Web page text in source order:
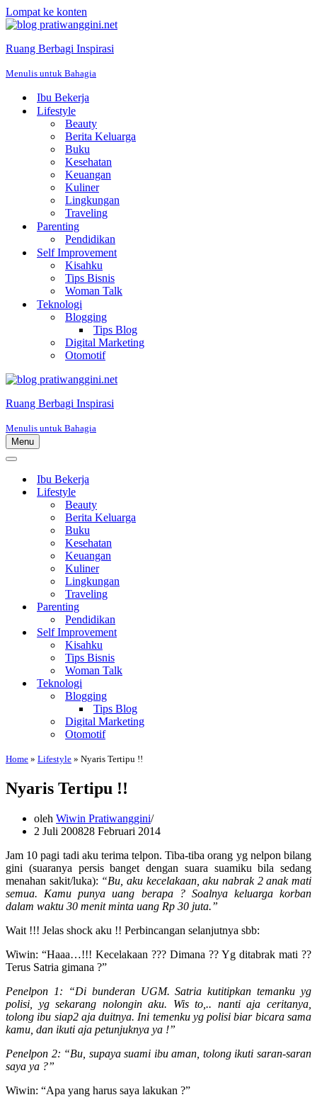
Lompat ke konten
Ruang Berbagi Inspirasi
Menulis untuk Bahagia
Ibu Bekerja
Lifestyle
Beauty
Berita Keluarga
Buku
Kesehatan
Keuangan
Kuliner
Lingkungan
Traveling
Parenting
Pendidikan
Self Improvement
Kisahku
Tips Bisnis
Woman Talk
Teknologi
Blogging
Tips Blog
Digital Marketing
Otomotif
Ruang Berbagi Inspirasi
Menulis untuk Bahagia
Menu
Menu
Menu
NavigasiIbu Bekerja
Lifestyle
Beauty
Berita Keluarga
Buku
Kesehatan
Keuangan
Kuliner
Lingkungan
Traveling
Parenting
Pendidikan
Self Improvement
Kisahku
Tips Bisnis
Woman Talk
Teknologi
Blogging
Tips Blog
Digital Marketing
Otomotif
Home » Lifestyle » Nyaris Tertipu !!
Nyaris Tertipu !!
oleh Wiwin Pratiwanggini
2 Juli 200828 Februari 2014
Jam 10 pagi tadi aku terima telpon. Tiba-tiba orang yg nelpon bilang
gini (suaranya persis banget dengan suara suamiku bila sedang
menahan sakit/luka): “Bu, aku kecelakaan, aku nabrak 2 anak mati
semua. Kamu punya uang berapa ? Soalnya keluarga korban
dalam waktu 30 menit minta uang Rp 30 juta.”
Wait !!! Jelas shock aku !! Perbincangan selanjutnya sbb:
Wiwin: “Haaa…!!! Kecelakaan ??? Dimana ?? Yg ditabrak mati ??
Terus Satria gimana ?”
Penelpon 1: “Di bunderan UGM. Satria kutitipkan temanku yg
polisi, yg sekarang nolongin aku. Wis to,.. nanti aja ceritanya,
tolong ibu siap2 aja duitnya. Ini temenku yg polisi biar bicara sama
kamu, dan ikuti aja petunjuknya ya !”
Penelpon 2: “Bu, supaya suami ibu aman, tolong ikuti saran-saran
saya ya ?”
Wiwin: “Apa yang harus saya lakukan ?”